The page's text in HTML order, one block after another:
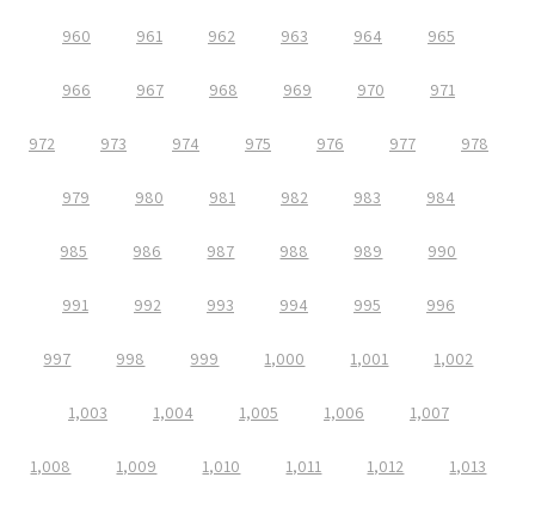
960 961 962 963 964 965
966 967 968 969 970 971
972 973 974 975 976 977 978
979 980 981 982 983 984
985 986 987 988 989 990
991 992 993 994 995 996
997 998 999 1,000 1,001 1,002
1,003 1,004 1,005 1,006 1,007
1,008 1,009 1,010 1,011 1,012 1,013